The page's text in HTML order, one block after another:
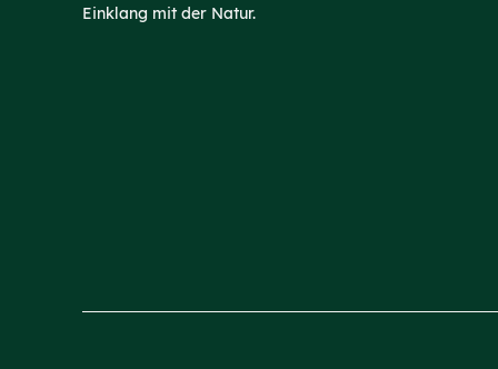
Einklang mit der Natur.